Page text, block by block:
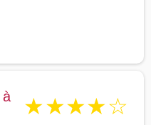
à
★★★★☆